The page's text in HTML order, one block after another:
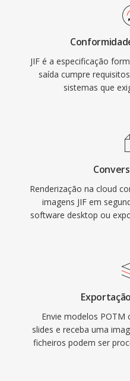
JIF é a especificação
saída cumpre
sistemas que
Renderização na cloud
imagens JIF em
software desktop ou
Envie modelos POTM
slides e receba uma
ficheiros podem ser